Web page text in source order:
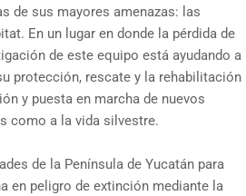
de sus mayores amenazas: las
En un lugar en donde la pérdida de
de este equipo está ayudando a
protección, rescate y la rehabilitación
y puesta en marcha de nuevos
como a la vida silvestre.
de la Península de Yucatán para
en peligro de extinción mediante la